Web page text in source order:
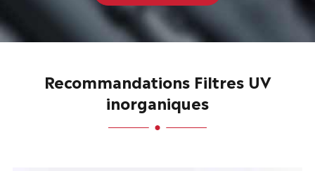
Recommandations Filtres UV
inorganiques